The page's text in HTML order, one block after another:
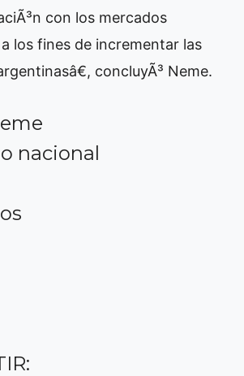
con los mercados
los fines de incrementar las
concluyÃ³ Neme.
nacional